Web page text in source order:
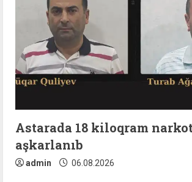
Astarada 18 kiloqram
aşkarlanıb
admin 06.08.2026